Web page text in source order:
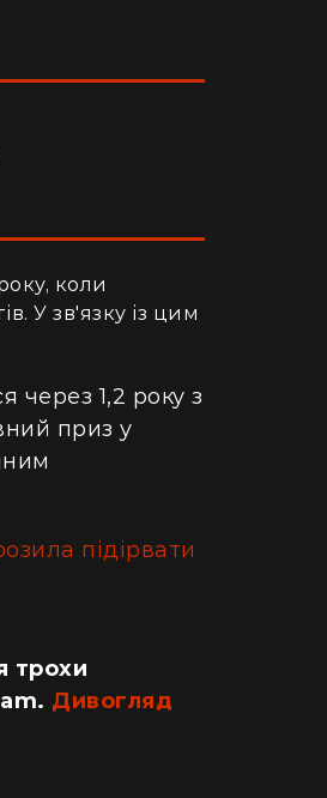
коли
У зв'язку із цим
через 1,2 року з
приз у
підірвати
трохи
Дивогляд